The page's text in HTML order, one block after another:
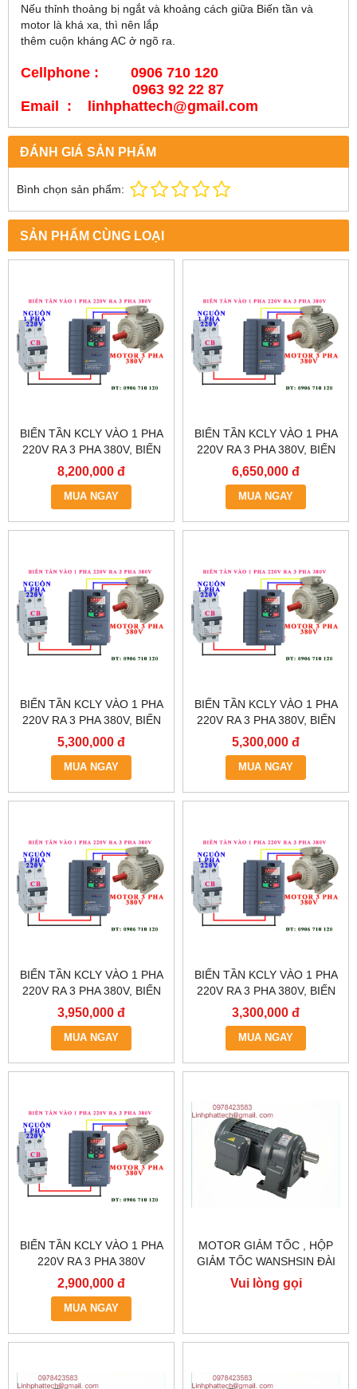
Nếu thỉnh thoảng bị ngắt và khoảng cách giữa Biến tần và
motor là khá xa, thì nên lắp
thêm cuộn kháng AC ở ngõ ra.
Cellphone : 0906 710 120
0963 92 22 87
Email : linhphattech@gmail.com
ĐÁNH GIÁ SẢN PHẨM
Bình chọn sản phẩm:
SẢN PHẨM CÙNG LOẠI
BIẾN TẦN KCLY VÀO 1 PHA
220V RA 3 PHA 380V, BIẾN
TẦN KCLY KOC600-011GT3-
B
8,200,000 đ
MUA NGAY
BIẾN TẦN KCLY VÀO 1 PHA
220V RA 3 PHA 380V, BIẾN
TẦN KCLY KOC600-
7R5GT3-B
6,650,000 đ
MUA NGAY
BIẾN TẦN KCLY VÀO 1 PHA
220V RA 3 PHA 380V, BIẾN
TẦN KCLY KOC600-
5R5GT3-B
5,300,000 đ
MUA NGAY
BIẾN TẦN KCLY VÀO 1 PHA
220V RA 3 PHA 380V, BIẾN
TẦN KCLY KOC600-
3R7GT3-B
5,300,000 đ
MUA NGAY
BIẾN TẦN KCLY VÀO 1 PHA
220V RA 3 PHA 380V, BIẾN
TẦN KCLY KOC600-
2R2GT3-B
3,950,000 đ
MUA NGAY
BIẾN TẦN KCLY VÀO 1 PHA
220V RA 3 PHA 380V, BIẾN
TẦN KCLY KOC600-
1R5GT3-B
3,300,000 đ
MUA NGAY
BIẾN TẦN KCLY VÀO 1 PHA
220V RA 3 PHA 380V
0.75KW, BIẾN TẦN KCLY
KOC600-R75GT3-B
2,900,000 đ
MUA NGAY
MOTOR GIẢM TỐC , HỘP
GIẢM TỐC WANSHSIN ĐÀI
LOAN GH40-2200-3S /
2.2KW 2200W 3HP
Vui lòng gọi